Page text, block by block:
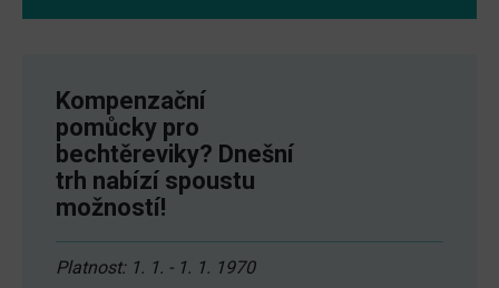
Kompenzační
pomůcky pro
bechtěreviky? Dnešní
trh nabízí spoustu
možností!
Platnost: 1. 1. - 1. 1. 1970